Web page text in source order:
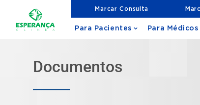
Marcar Consulta
Para Pacientes Para Médicos
Documentos